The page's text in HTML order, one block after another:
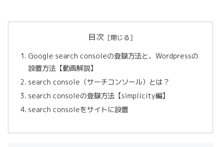
目次
Google search consoleの登録方法と、Wordpressの
設置方法【動画解説】
search console（サーチコンソール）とは？
search consoleの登録方法【simplicity編】
search consoleをサイトに設置